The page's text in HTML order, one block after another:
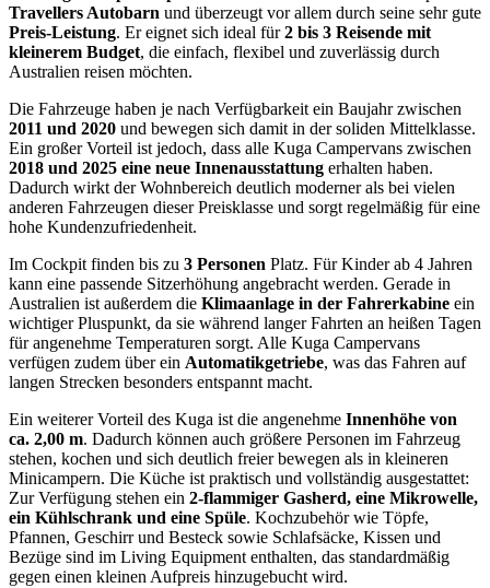
Travellers Autobarn und überzeugt vor allem durch seine sehr gute
Preis-Leistung. Er eignet sich ideal für2 bis 3 Reisende mit
kleinerem Budget, die einfach, flexibel und zuverlässig durch
Australien reisen möchten.
Die Fahrzeuge haben je nach Verfügbarkeit ein Baujahr zwischen
2011 und 2020 und bewegen sich damit in der soliden Mittelklasse.
Ein großer Vorteil ist jedoch, dass alle Kuga Campervans zwischen
2018 und 2025 eine neue Innenausstattung erhalten haben.
Dadurch wirkt der Wohnbereich deutlich moderner als bei vielen
anderen Fahrzeugen dieser Preisklasse und sorgt regelmäßig für eine
hohe Kundenzufriedenheit.
Im Cockpit finden bis zu 3 Personen Platz. Für Kinder ab 4 Jahren
kann eine passende Sitzerhöhung angebracht werden. Gerade in
Australien ist außerdem die Klimaanlage in der Fahrerkabine ein
wichtiger Pluspunkt, da sie während langer Fahrten an heißen Tagen
für angenehme Temperaturen sorgt. Alle Kuga Campervans
verfügen zudem über ein Automatikgetriebe, was das Fahren auf
langen Strecken besonders entspannt macht.
Ein weiterer Vorteil des Kuga ist die angenehme Innenhöhe von
ca. 2,00 m. Dadurch können auch größere Personen im Fahrzeug
stehen, kochen und sich deutlich freier bewegen als in kleineren
Minicampern. Die Küche ist praktisch und vollständig ausgestattet:
Zur Verfügung stehen ein 2-flammiger Gasherd, eine Mikrowelle,
ein Kühlschrank und eine Spüle. Kochzubehör wie Töpfe,
Pfannen, Geschirr und Besteck sowie Schlafsäcke, Kissen und
Bezüge sind im Living Equipment enthalten, das standardmäßig
gegen einen kleinen Aufpreis hinzugebucht wird.